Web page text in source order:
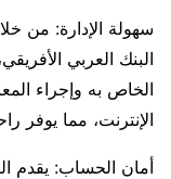
سهولة الإدارة: من
البنك العربي
الخاص به وإجراء
الإنترنت، مما يوفر
أمان الحساب: يقدم